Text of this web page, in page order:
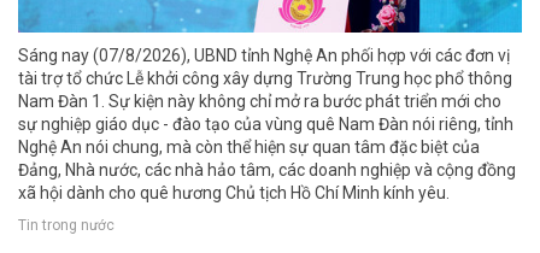
Sáng nay (07/8/2026), UBND tỉnh Nghệ An phối hợp với các đơn vị
tài trợ tổ chức Lễ khởi công xây dựng Trường Trung học phổ thông
Nam Đàn 1. Sự kiện này không chỉ mở ra bước phát triển mới cho
sự nghiệp giáo dục - đào tạo của vùng quê Nam Đàn nói riêng, tỉnh
Nghệ An nói chung, mà còn thể hiện sự quan tâm đặc biệt của
Đảng, Nhà nước, các nhà hảo tâm, các doanh nghiệp và cộng đồng
xã hội dành cho quê hương Chủ tịch Hồ Chí Minh kính yêu.
Tin trong nước